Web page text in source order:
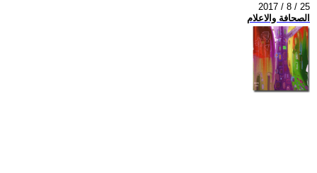
2017 / 8 / 25
الصحافة والاعلام